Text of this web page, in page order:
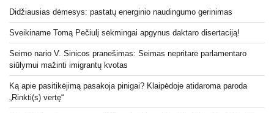
Didžiausias dėmesys: pastatų energinio naudingumo gerinimas
Sveikiname Tomą Pečiulį sėkmingai apgynus daktaro disertaciją!
Seimo nario V. Sinicos pranešimas: Seimas nepritarė parlamentaro
siūlymui mažinti imigrantų kvotas
Ką apie pasitikėjimą pasakoja pinigai? Klaipėdoje atidaroma paroda
„Rinkti(s) vertę“